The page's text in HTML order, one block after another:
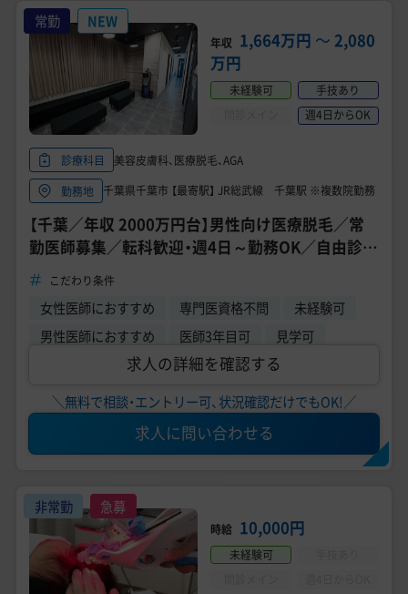
常勤 NEW
年収 1,664万円 〜 2,080
万円
未経験可
手技あり
週4日からOK
診療科目
美容皮膚科、医療脱毛、AGA
勤務地
千葉県千葉市 【最寄駅】 JR総武線 千葉駅 ※複数院勤務
【千葉／年収 2000万円台】男性向け医療脱毛／常
勤医師募集／転科歓迎・週4日～勤務OK／自由診療
未経験OK《ゴリラクリニック 千葉院》
こだわり条件
女性医師におすすめ 専門医資格不問
未経験可
男性医師におすすめ
医師3年目可 見学可
求人の詳細を確認する
＼無料で相談・エントリー可、状況確認だけでもOK!／
求人に問い合わせる
非常勤 急募
時給 10,000円
未経験可